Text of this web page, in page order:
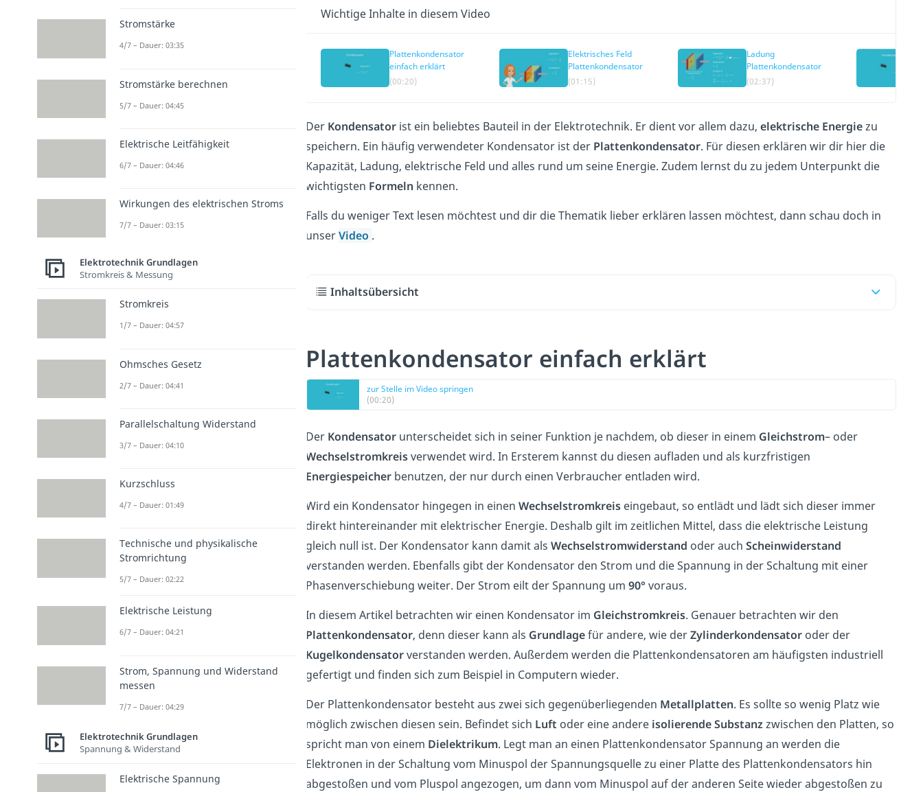
Wichtige Inhalte in diesem Video
Plattenkondensator
einfach erklärt
(00:20)
Elektrisches Feld
Plattenkondensator
(01:15)
Ladung
Plattenkondensator
(02:37)
Der Kondensator ist ein beliebtes Bauteil in der Elektrotechnik. Er dient vor allem dazu, elektrische Energiezu
speichern. Ein häufig verwendeter Kondensator ist der Plattenkondensator. Für diesen erklären wir dir hier die
Kapazität, Ladung, elektrische Feld und alles rund um seine Energie. Zudem lernst du zu jedem Unterpunkt die
wichtigsten Formeln kennen.
Falls du weniger Text lesen möchtest und dir die Thematik lieber erklären lassen möchtest, dann schau doch in
unserVideo .
Inhaltsübersicht
Plattenkondensator einfach erklärt
zur Stelle im Video springen
(00:20)
Der Kondensator unterscheidet sich in seiner Funktion je nachdem, ob dieser in einem Gleichstrom– oder
Wechselstromkreisverwendet wird. In Ersterem kannst du diesen aufladen und als kurzfristigen
Energiespeicher benutzen, der nur durch einen Verbraucher entladen wird.
Wird ein Kondensator hingegen in einen Wechselstromkreis eingebaut, so entlädt und lädt sich dieser immer
direkt hintereinander mit elektrischer Energie. Deshalb gilt im zeitlichen Mittel, dass die elektrische Leistung
gleich null ist. Der Kondensator kann damit als Wechselstromwiderstand oder auch Scheinwiderstand
verstanden werden. Ebenfalls gibt der Kondensator den Strom und die Spannung in der Schaltung mit einer
Phasenverschiebung weiter. Der Strom eilt der Spannung um 90° voraus.
In diesem Artikel betrachten wir einen Kondensator im Gleichstromkreis. Genauer betrachten wir den
Plattenkondensator, denn dieser kann als Grundlagefür andere, wie derZylinderkondensator oder der
Kugelkondensatorverstanden werden. Außerdem werden die Plattenkondensatoren am häufigsten industriell
gefertigt und finden sich zum Beispiel in Computern wieder.
Der Plattenkondensator besteht aus zwei sich gegenüberliegenden Metallplatten. Es sollte so wenig Platz wie
möglich zwischen diesen sein. Befindet sich Luft oder eine andere isolierende Substanzzwischen den Platten, so
spricht man von einem Dielektrikum. Legt man an einen Plattenkondensator Spannung an werden die
Elektronen in der Schaltung vom Minuspol der Spannungsquelle zu einer Platte des Plattenkondensators hin
abgestoßen und vom Pluspol angezogen, um dann vom Minuspol auf der anderen Seite wieder abgestoßen zu
Stromstärke
4/7 – Dauer: 03:35
Stromstärke berechnen
5/7 – Dauer: 04:45
Elektrische Leitfähigkeit
6/7 – Dauer: 04:46
Wirkungen des elektrischen Stroms
7/7 – Dauer: 03:15
Elektrotechnik Grundlagen
Stromkreis & Messung
Stromkreis
1/7 – Dauer: 04:57
Ohmsches Gesetz
2/7 – Dauer: 04:41
Parallelschaltung Widerstand
3/7 – Dauer: 04:10
Kurzschluss
4/7 – Dauer: 01:49
Technische und physikalische
Stromrichtung
5/7 – Dauer: 02:22
Elektrische Leistung
6/7 – Dauer: 04:21
Strom, Spannung und Widerstand
messen
7/7 – Dauer: 04:29
Elektrotechnik Grundlagen
Spannung & Widerstand
Elektrische Spannung